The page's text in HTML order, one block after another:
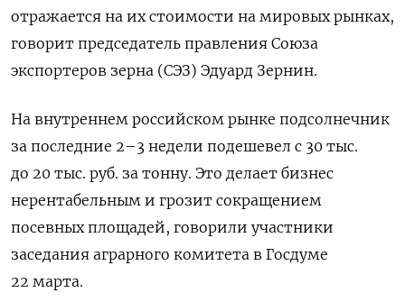
отражается на их стоимости на мировых рынках,
говорит председатель правления Союза
экспортеров зерна (СЭЗ) Эдуард Зернин.
На внутреннем российском рынке подсолнечник
за последние 2–3 недели подешевел с 30 тыс.
до 20 тыс. руб. за тонну. Это делает бизнес
нерентабельным и грозит сокращением
посевных площадей, говорили участники
заседания аграрного комитета в Госдуме
22 марта.